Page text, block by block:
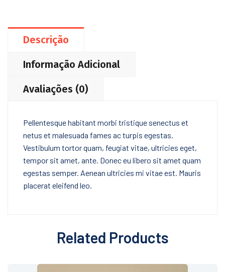
Descrição
Informação Adicional
Avaliações (0)
Pellentesque habitant morbi tristique senectus et
netus et malesuada fames ac turpis egestas.
Vestibulum tortor quam, feugiat vitae, ultricies eget,
tempor sit amet, ante. Donec eu libero sit amet quam
egestas semper. Aenean ultricies mi vitae est. Mauris
placerat eleifend leo.
Related Products